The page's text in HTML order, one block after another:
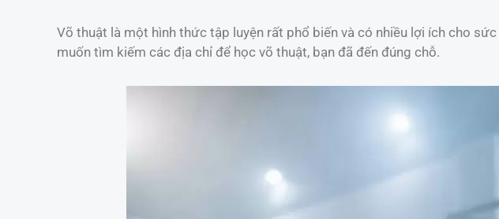
Võ thuật là một hình thức tập luyện rất phổ biến và có nhiều lợi ích cho
muốn tìm kiếm các địa chỉ để học võ thuật, bạn đã đến đúng chỗ.